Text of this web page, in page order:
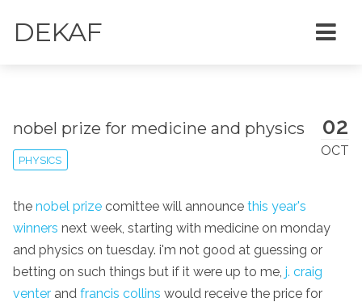
DEKAF
02
OCT
nobel prize for medicine and physics
PHYSICS
the nobel prize comittee will announce this year's
winners next week, starting with medicine on monday
and physics on tuesday. i'm not good at guessing or
betting on such things but if it were up to me, j. craig
venter and francis collins would receive the price for